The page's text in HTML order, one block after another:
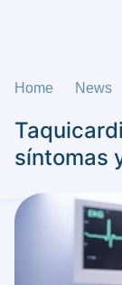
Home News
síntomas